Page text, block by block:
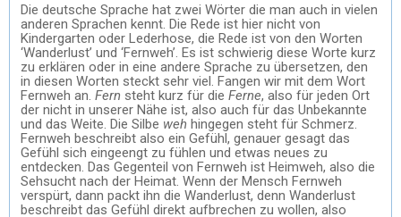
Die deutsche Sprache hat zwei Wörter die man auch in vielen
anderen Sprachen kennt. Die Rede ist hier nicht von
Kindergarten oder Lederhose, die Rede ist von den Worten
‘Wanderlust’ und ‘Fernweh’. Es ist schwierig diese Worte kurz
zu erklären oder in eine andere Sprache zu übersetzen, den
in diesen Worten steckt sehr viel. Fangen wir mit dem Wort
Fernweh an. Fern steht kurz für die Ferne, also für jeden Ort
der nicht in unserer Nähe ist, also auch für das Unbekannte
und das Weite. Die Silbe weh hingegen steht für Schmerz.
Fernweh beschreibt also ein Gefühl, genauer gesagt das
Gefühl sich eingeengt zu fühlen und etwas neues zu
entdecken. Das Gegenteil von Fernweh ist Heimweh, also die
Sehsucht nach der Heimat. Wenn der Mensch Fernweh
verspürt, dann packt ihn die Wanderlust, denn Wanderlust
beschreibt das Gefühl direkt aufbrechen zu wollen, also